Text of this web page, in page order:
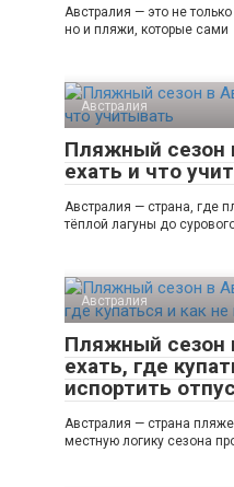
Австралия — это не
но и пляжи, которые сами
Австралия
Пляжный сезон
ехать и что
Австралия — страна, где
тёплой лагуны до
Австралия
Пляжный сезон
ехать, где
испортить
Австралия — страна
местную логику сезона